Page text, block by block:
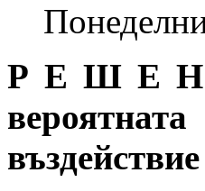
Р Е Ш Е Н
въздействие